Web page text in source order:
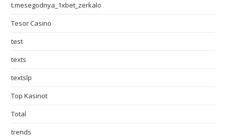
t.mesegodnya_1xbet_zerkalo
Tesor Casino
test
texts
textslp
Top Kasinot
Total
trends